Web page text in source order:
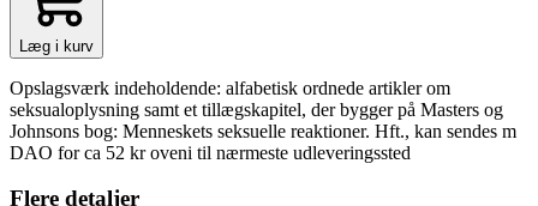
Læg i kurv
Opslagsværk indeholdende: alfabetisk ordnede artikler om
seksualoplysning samt et tillægskapitel, der bygger på Masters og
Johnsons bog: Menneskets seksuelle reaktioner. Hft., kan sendes m
DAO for ca 52 kr oveni til nærmeste udleveringssted
Flere detaljer